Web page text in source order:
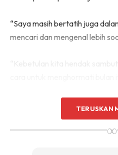
“Saya masih bertatih juga
mencari dan mengenal lebih
TERUSKAN
∞